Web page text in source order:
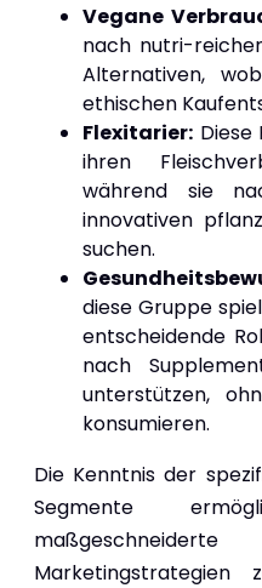
Vegane
nach nutri-
Alternativen,
ethischen
Flexitarier:
ihren
während sie
innovativen
suchen.
diese Gruppe
entscheidende
nach
unterstützen,
konsumieren.
Die Kenntnis der
Segmente